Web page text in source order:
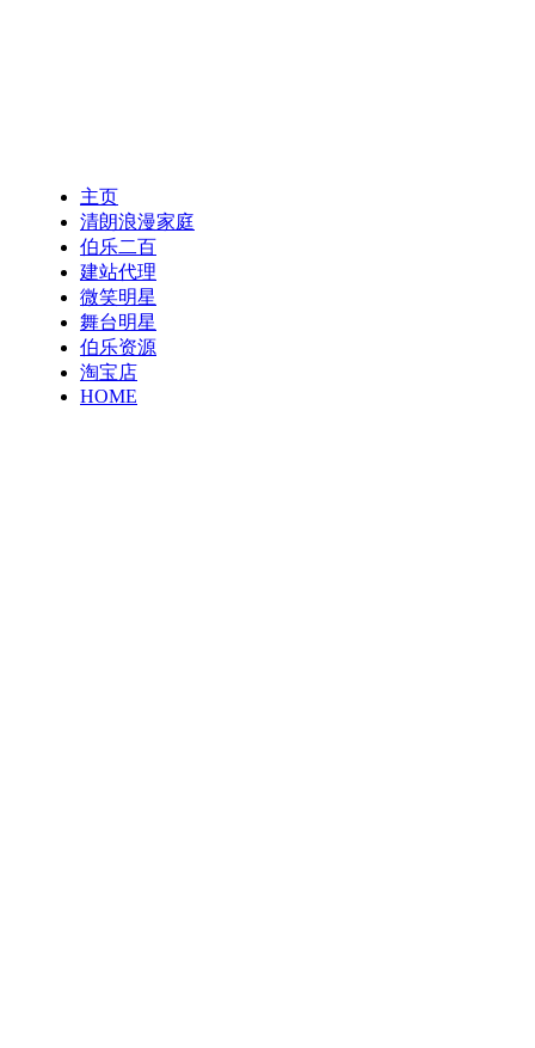
主页
清朗浪漫家庭
伯乐二百
建站代理
微笑明星
舞台明星
伯乐资源
淘宝店
HOME